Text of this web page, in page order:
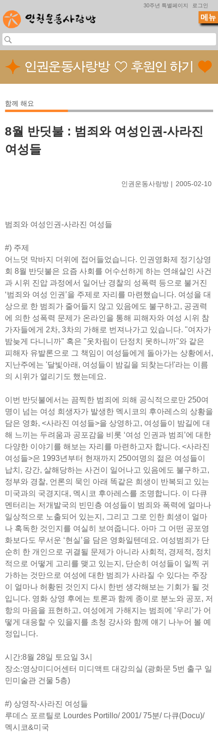
30주년 특별페이지 로그인
함께 해요
8월 반딧불 : 범죄와 여성인권-사라진
여성들
인권운동사랑방 2005-02-10
범죄와 여성인권-사라진 여성들
#) 주제
어느덧 막바지 더위에 접어들었습니다. 인권영화제 정기상영
회 8월 반딧불은 요즘 사회를 어수선하게 하는 연쇄살인 사건
과 시위 진압 과정에서 일어난 경찰의 성폭력 등으로 불거진
‘범죄와 여성 인권’을 주제로 자리를 마련했습니다. 여성을 대
상으로 한 범죄가 줄어들지 않고 있음에도 불구하고, 공권력
에 의한 성폭력 문제가 온라인을 통해 피해자와 여성 시위 참
가자들에게 2차, 3차의 가해로 번져나가고 있습니다. "여자가
밤늦게 다니니까" 혹은 "옷차림이 단정치 못하니까"와 같은
피해자 유발론으로 그 책임이 여성들에게 돌아가는 상황에서,
지난주에는 '달빛아래, 여성들이 밤길을 되찾는다!'라는 이름
의 시위가 열리기도 했는데요.
이번 반딧불에서는 끔찍한 범죄에 의해 공식적으로만 250여
명이 넘는 여성 희생자가 발생한 멕시코의 후아레스의 상황을
담은 영화, <사라진 여성들>을 상영하고, 여성들이 밤길에 대
해 느끼는 두려움과 공포감을 비롯 ‘여성 인권과 범죄’에 대한
다양한 이야기를 해보는 자리를 마련하고자 합니다. <사라진
여성들>은 1993년부터 현재까지 250여명의 젊은 여성들이
납치, 강간, 살해당하는 사건이 일어나고 있음에도 불구하고,
정부와 경찰, 언론의 묵인 아래 똑같은 희생이 반복되고 있는
미국과의 국경지대, 멕시코 후아레스를 조명합니다. 이 다큐
멘터리는 저개발국의 빈민층 여성들이 범죄와 폭력에 얼마나
일상적으로 노출되어 있는지, 그리고 그로 인한 희생이 얼마
나 혹독한 것인지를 여실히 보여줍니다. 아마 그 어떤 공포영
화보다도 무서운 ‘현실’을 담은 영화일텐데요. 여성범죄가 단
순히 한 개인으로 귀결될 문제가 아니라 사회적, 경제적, 정치
적으로 어떻게 고리를 맺고 있는지, 단순히 여성들이 일찍 귀
가하는 것만으로 여성에 대한 범죄가 사라질 수 있다는 주장
이 얼마나 허황된 것인지 다시 한번 생각해보는 기회가 될 것
입니다. 영화 상영 후에는 토론과 함께 종이로 분노와 공포, 저
항의 마음을 표현하고, 여성에게 가해지는 범죄에 ‘우리’가 어
떻게 대응할 수 있을지를 초청 강사와 함께 얘기 나누어 볼 예
정입니다.
시간:8월 28일 토요일 3시
장소:영상미디어센터 미디액트 대강의실 (광화문 5번 출구 일
민미술관 건물 5층)
#) 상영작-사라진 여성들
루데스 포르틸로 Lourdes Portillo/ 2001/ 75분/ 다큐(Docu)/
멕시코&미국
메뉴